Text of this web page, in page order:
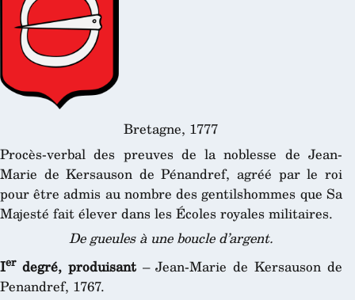
Bretagne, 1777
Procès-verbal des preuves de la noblesse de Jean-
Marie de Kersauson de Pénandref, agréé par le roi
pour être admis au nombre des gentilshommes que Sa
Majesté fait élever dans les Écoles royales militaires.
De gueules à une boucle d’argent.
Ierdegré, produisant– Jean-Marie de Kersauson de
Penandref, 1767.